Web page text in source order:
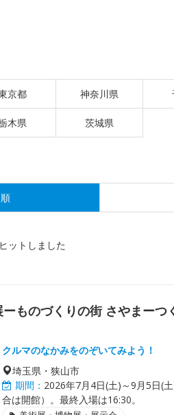
京都 神奈川県
木県 茨城県
ットしました
ものづくりの街 さやまーつ
クルマのなかみをのぞいてみよう！
埼玉県・狭山市
期間： 2026年7月4日(土)～9月5日(
合は開館）。最終入場は16:30。